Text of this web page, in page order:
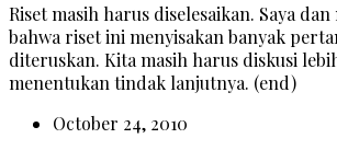
Riset masih harus diselesaikan. Saya dan
bahwa riset ini menyisakan banyak
diteruskan. Kita masih harus diskusi
menentukan tindak lanjutnya. (end)
October 24, 2010